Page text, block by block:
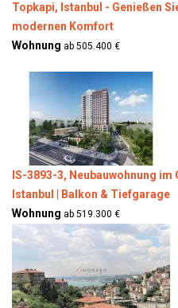
Topkapi, Istanbul - Genießen
modernen Komfort
Wohnung ab 505.400 €
IS-3893-3, Neubauwohnung
Istanbul | Balkon & Tiefgarage
Wohnung ab 519.300 €